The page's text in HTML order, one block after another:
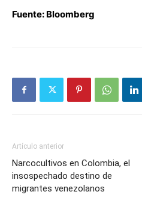
Fuente: Bloomberg
Artículo anterior
Narcocultivos en Colombia, el
insospechado destino de
migrantes venezolanos